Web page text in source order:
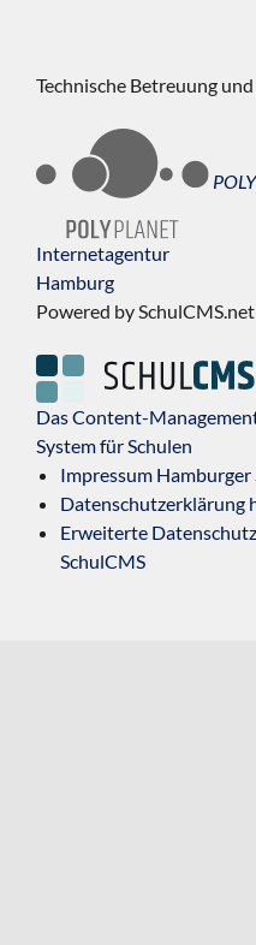
Technische Betreuung
Internetagentur
Hamburg
Powered by SchulCMS.net
Das Content-
System für Schulen
Impressum Hamburger
Datenschutzerklärung
Erweiterte
SchulCMS